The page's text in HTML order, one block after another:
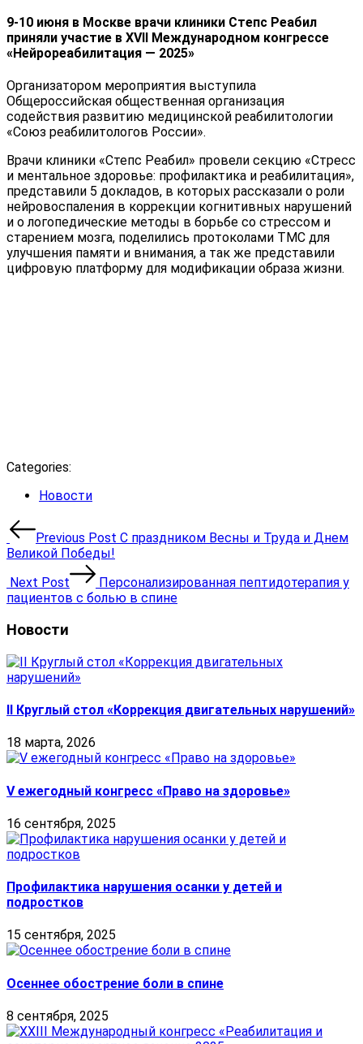
9-10 июня в Москве врачи клиники Степс Реабил
приняли участие в XVII Международном конгрессе
«Нейрореабилитация — 2025»
Организатором мероприятия выступила
Общероссийская общественная организация
содействия развитию медицинской реабилитологии
«Союз реабилитологов России».
Врачи клиники «Степс Реабил» провели секцию «Стресс
и ментальное здоровье: профилактика и реабилитация»,
представили 5 докладов, в которых рассказали о роли
нейровоспаления в коррекции когнитивных нарушений
и о логопедические методы в борьбе со стрессом и
старением мозга, поделились протоколами ТМС для
улучшения памяти и внимания, а так же представили
цифровую платформу для модификации образа жизни.
Categories:
Новости
Навигация
по
записям
Previous Post С праздником Весны и Труда и Днем
Великой Победы!
Next Post
Персонализированная пептидотерапия у
пациентов с болью в спине
Новости
II Круглый стол «Коррекция двигательных нарушений»
18 марта, 2026
V ежегодный конгресс «Право на здоровье»
16 сентября, 2025
Профилактика нарушения осанки у детей и
подростков
15 сентября, 2025
Осеннее обострение боли в спине
8 сентября, 2025